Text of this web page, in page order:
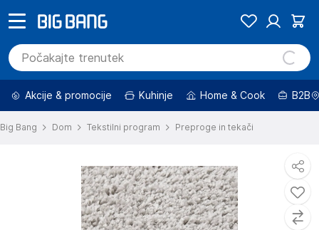
Akcije & promocije Kuhinje Home & Cook B2B
Big Bang Dom Tekstilni program Preproge in tekači